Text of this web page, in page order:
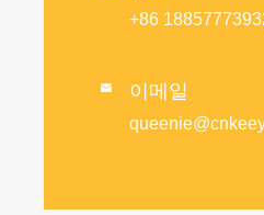
+86
 이메일